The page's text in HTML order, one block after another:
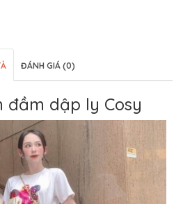
ĐÁNH GIÁ (0)
đầm dập ly Cosy